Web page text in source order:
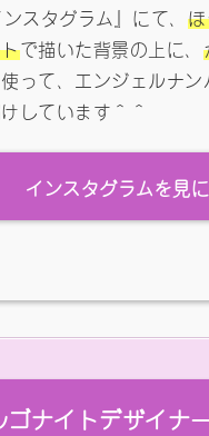
スタグラム』にて、
で描いた背景の上に、
って、エンジェルナ
しています＾＾
インスタグラムを見
ゴナイトデザイナ